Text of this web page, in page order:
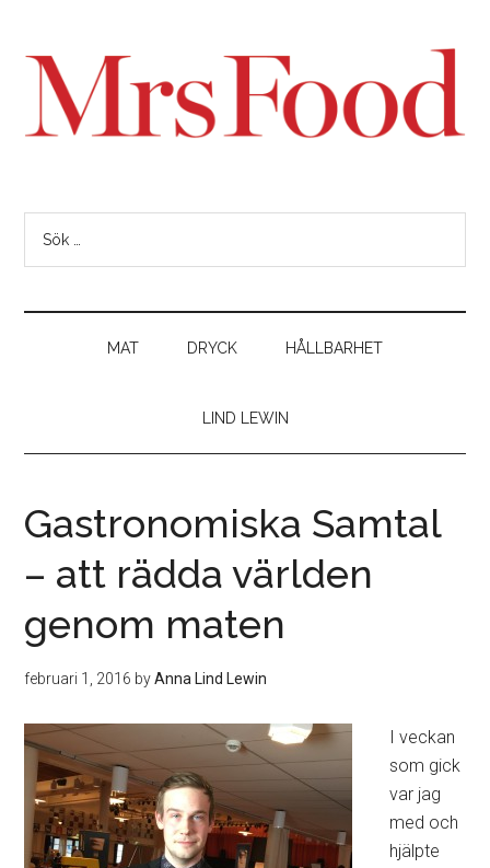
MAT DRYCK HÅLLBARHET
LIND LEWIN
Gastronomiska Samtal
– att rädda världen
genom maten
februari 1, 2016 byAnna Lind Lewin
I veckan
som gick
var jag
med och
hjälpte